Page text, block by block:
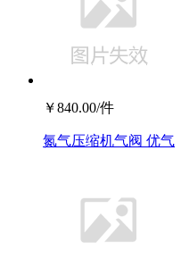
￥840.00/件
氮气压缩机气阀 优气